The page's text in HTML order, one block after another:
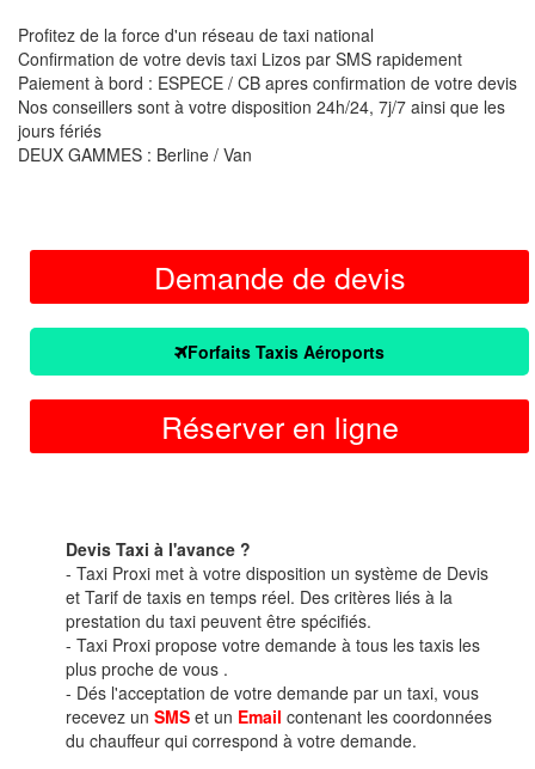
Profitez de la force d'un réseau de taxi national
Confirmation de votre devis taxi Lizos par SMS rapidement
Paiement à bord : ESPECE / CB apres confirmation de votre devis
Nos conseillers sont à votre disposition 24h/24, 7j/7 ainsi que les
jours fériés
DEUX GAMMES : Berline / Van
Demande de devis
Forfaits Taxis Aéroports
Réserver en ligne
Devis Taxi à l'avance ?
- Taxi Proxi met à votre disposition un système de Devis
et Tarif de taxis en temps réel. Des critères liés à la
prestation du taxi peuvent être spécifiés.
- Taxi Proxi propose votre demande à tous les taxis les
plus proche de vous .
- Dés l'acceptation de votre demande par un taxi, vous
recevez un SMS et un Email contenant les coordonnées
du chauffeur qui correspond à votre demande.